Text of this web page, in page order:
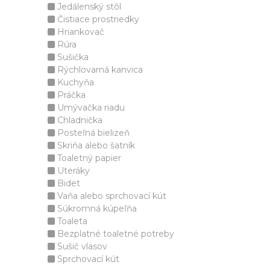
Jedálenský stôl
Čistiace prostriedky
Hriankovač
Rúra
Sušička
Rýchlovarná kanvica
Kuchyňa
Práčka
Umývačka riadu
Chladnička
Posteľná bielizeň
Skriňa alebo šatník
Toaletný papier
Uteráky
Bidet
Vaňa alebo sprchovací kút
Súkromná kúpeľňa
Toaleta
Bezplatné toaletné potreby
Sušič vlasov
Sprchovací kút